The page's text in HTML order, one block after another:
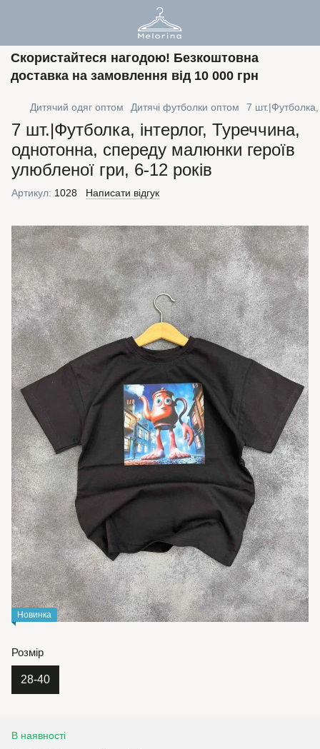
Скористайтеся нагодою! Безкоштовна
доставка на замовлення від 10 000 грн
Дитячий одяг оптом Дитячі футболки оптом 7 шт.|Футболка,
7 шт.|Футболка, інтерлог, Туреччина,
однотонна, спереду малюнки героїв
улюбленої гри, 6-12 років
Артикул: 1028 Написати відгук
Новинка
Розмір
28-40
В наявності